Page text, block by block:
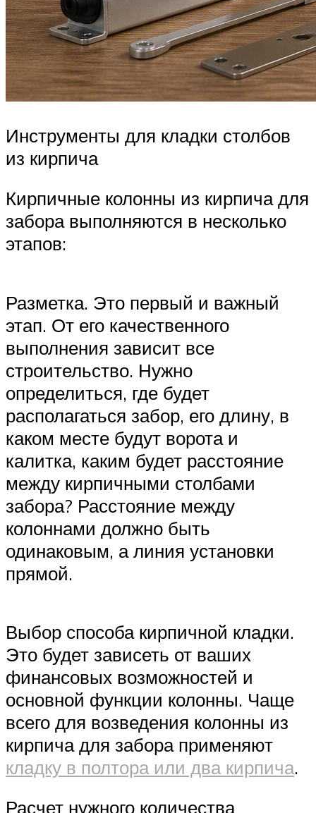
Инструменты для кладки столбов
из кирпича
Кирпичные колонны из кирпича для
забора выполняются в несколько
этапов:
Разметка. Это первый и важный
этап. От его качественного
выполнения зависит все
строительство. Нужно
определиться, где будет
располагаться забор, его длину, в
каком месте будут ворота и
калитка, каким будет расстояние
между кирпичными столбами
забора? Расстояние между
колоннами должно быть
одинаковым, а линия установки
прямой.
Выбор способа кирпичной кладки.
Это будет зависеть от ваших
финансовых возможностей и
основной функции колонны. Чаще
всего для возведения колонны из
кирпича для забора применяют
кладку в полтора или два кирпича.
Расчет нужного количества